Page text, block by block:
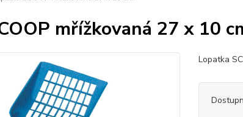
mřížkovaná 27 x 10
Lopatka